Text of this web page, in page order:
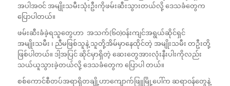
အပါအ၀င် အမျိုးသမီးသုံးဦးကိုဖမ်းဆီး‌သွားတယ်လို့ ဒေသခံတွေက
ပြောပါတယ်။
ဖမ်းဆီးခံခဲ့ရသူတွေဟာ အသက်(၆၀)၀န်းကျင်အရွယ်ဆိုင်ရှင်
အမျိုးသမီး ၊ ညီမဖြစ်သူနဲ့ သူတို့အိမ်မှာနေထိုင်တဲ့ အမျိုးသမီး တဦးတို့
ဖြစ်ပါတယ်။ ဒါ့အပြင် ဆိုင်မှာရှိတဲ့ ဆေးတွေအားလုံးနီးပါးကိုလည်း
သယ်ယူသွားခဲ့တယ်လို့ ဒေသခံတွေက ပြောပါ တယ်။
စစ်ကောင်စီတပ်အရာရှိတချို့ဟာကျောက်ဖြူမြို့ပေါ်က ဆရာ၀န်တွေနဲ့